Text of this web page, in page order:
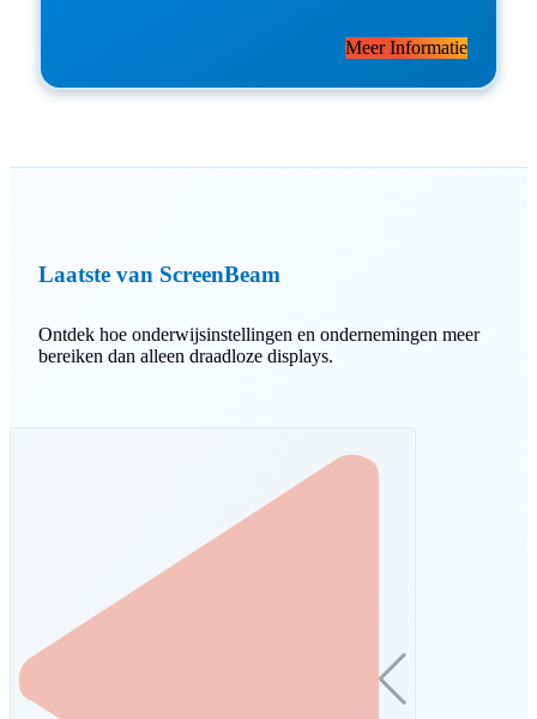
Meer Informatie
Laatste van ScreenBeam
Ontdek hoe onderwijsinstellingen en ondernemingen meer
bereiken dan alleen draadloze displays.